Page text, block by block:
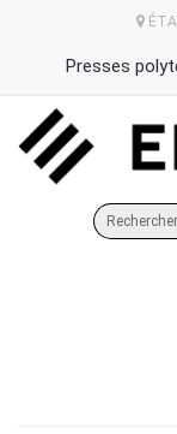
Presses